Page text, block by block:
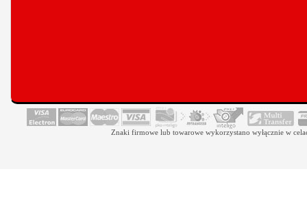
Znaki firmowe lub towarowe wykorzystano wyłącznie w